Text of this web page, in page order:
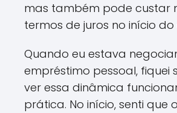
mas também pode custar
termos de juros no início
Quando eu estava
empréstimo pessoal, fiquei
ver essa dinâmica
prática. No início, senti que